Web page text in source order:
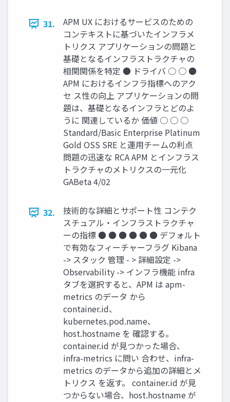
31.
APM UX におけるサービスのための
コンテキストに基づいたインフラメ
トリクス アプリケーションの問題と
基礎となるインフラストラクチャの
相関関係を特定 ● ドライバ ○ ○ ●
APM におけるインフラ指標へのアク
セ ス性の向上 アプリケーションの問
題は、基礎となるインフラとどのよ
うに 関連しているか 価値 ○ ○ ○
Standard/Basic Enterprise Platinum
Gold OSS SRE と運⽤チームの利点
問題の迅速な RCA APM とインフラス
トラクチャのメトリクスの⼀元化
GABeta 4/02
32.
技術的な詳細とサポート性 コンテク
スチュアル・インフラストラクチャ
ーの指標 ● ● ● ● ● ● デフォルト
で有効なフィーチャーフラグ Kibana
-> スタック 管理 - > 詳細設定 ->
Observability -> インフラ機能 infra
タブを選択すると、APM は apm-
metrics のデータ から
container.id、
kubernetes.pod.name、
host.hostname を 確認する。
container.id が⾒つかった場合、
infra-metrics に問い 合わせ、infra-
metrics のデータから追加の詳細とメ
トリクス を返す。 container.id が⾒
つからない場合、host.hostname が